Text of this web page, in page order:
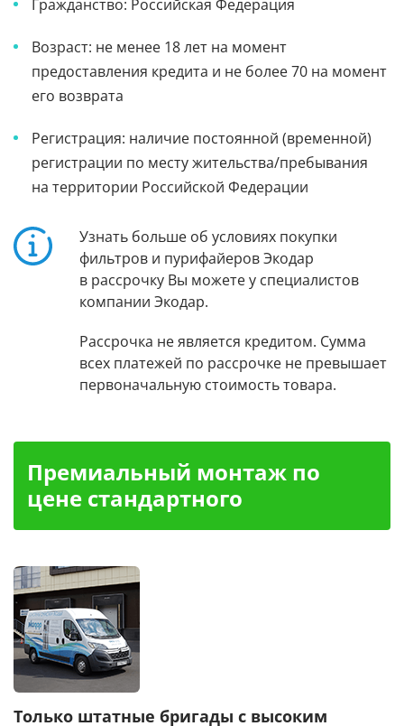
Гражданство: Российская Федерация
Возраст: не менее 18 лет на момент
предоставления кредита и не более 70 на момент
его возврата
Регистрация: наличие постоянной (временной)
регистрации по месту жительства/пребывания
на территории Российской Федерации
Узнать больше об условиях покупки
фильтров и пурифайеров Экодар
в рассрочку Вы можете у специалистов
компании Экодар.
Рассрочка не является кредитом. Сумма
всех платежей по рассрочке не превышает
первоначальную стоимость товара.
Премиальный монтаж по
цене стандартного
Только штатные бригады с высоким